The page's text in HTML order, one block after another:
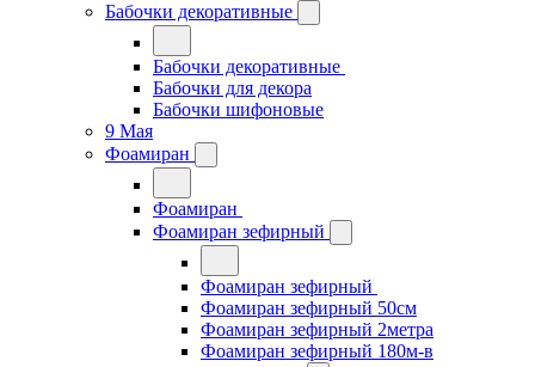
Бабочки декоративные
Бабочки декоративные
Бабочки для декора
Бабочки шифоновые
9 Мая
Фоамиран
Фоамиран
Фоамиран зефирный
Фоамиран зефирный
Фоамиран зефирный 50см
Фоамиран зефирный 2метра
Фоамиран зефирный 180м-в